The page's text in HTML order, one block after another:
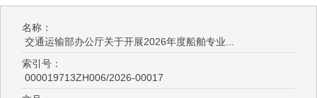
名称：
交通运输部办公厅关于开展2026年度船舶专业...
索引号：
000019713ZH006/2026-00017